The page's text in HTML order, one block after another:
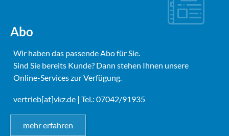
Abo
Wir haben das passende Abo für Sie.
Sind Sie bereits Kunde? Dann stehen Ihnen unsere
Online-Services zur Verfügung.
vertrieb[at]vkz.de | Tel.: 07042/91935
mehr erfahren